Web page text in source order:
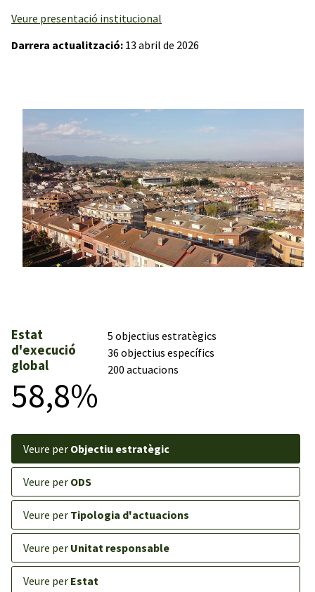
Veure presentació institucional
Darrera actualització: 13 abril de 2026
Estat
d'execució
global
58,8%
5 objectius estratègics
36 objectius específics
200 actuacions
veure per Objectiu estratègic
veure per ODS
veure per Tipologia d'actuacions
veure per Unitat responsable
veure per Estat